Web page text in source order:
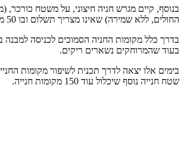
בנוסף, קיים מגרש חניה חיצוני, על משטח כורכר,
החולים, ללא שמירה) שאינו מצריך תשלום ובו 50 מקומות חניה נוספים.
בדרך כלל מקומות החניה הסמוכים לכניסה למבנה
בעוד שהמרוחקים נשארים ריקים.
בימים אלו יצאה לדרך תכנית לשיפור מקומות
שטח חנייה נוסף שיכלול עוד 150 מקומות חנייה.